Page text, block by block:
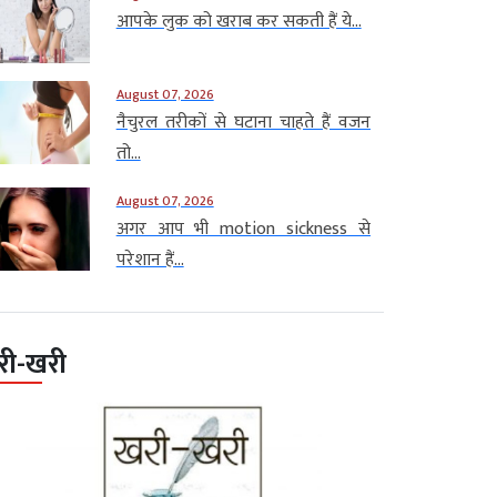
आपके लुक को खराब कर सकती हैं ये...
August 07, 2026
नैचुरल तरीकों से घटाना चाहते हैं वजन
तो...
August 07, 2026
अगर आप भी motion sickness से
परेशान हैं...
खरी